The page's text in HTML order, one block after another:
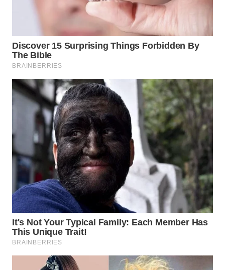
WAHANANEWS
CO ID
WAHANANEWS
NET
WAHANA
SPORT
WAHANA
UMKM
WAHANA
SELEB
WAHANA
PERSONA
WAHANA